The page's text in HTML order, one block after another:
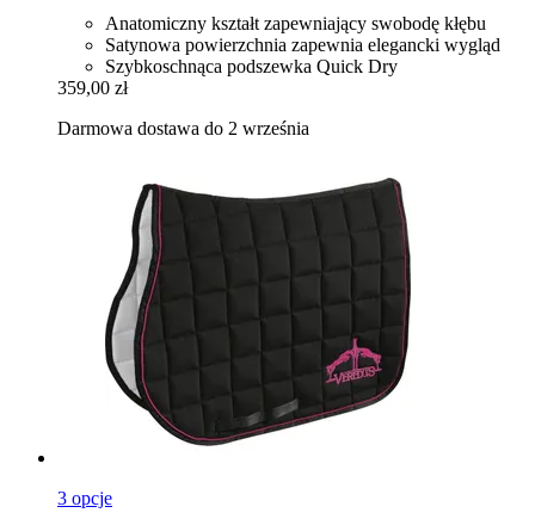
Anatomiczny kształt zapewniający swobodę kłębu
Satynowa powierzchnia zapewnia elegancki wygląd
Szybkoschnąca podszewka Quick Dry
359,00 zł
Darmowa dostawa do 2 września
3 opcje